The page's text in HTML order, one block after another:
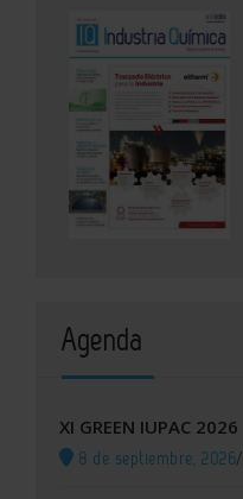
Agenda
XI GREEN IUPAC 2026
8 de septiembre, 2026/